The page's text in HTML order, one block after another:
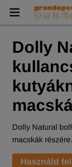
Dolly
Dolly Natural
macskák részére.
Használd